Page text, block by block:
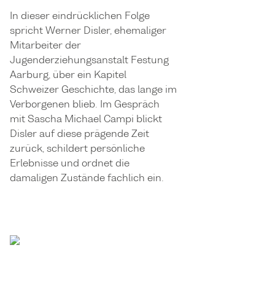
In dieser eindrücklichen Folge
spricht Werner Disler, ehemaliger
Mitarbeiter der
Jugenderziehungsanstalt Festung
Aarburg, über ein Kapitel
Schweizer Geschichte, das lange im
Verborgenen blieb. Im Gespräch
mit Sascha Michael Campi blickt
Disler auf diese prägende Zeit
zurück, schildert persönliche
Erlebnisse und ordnet die
damaligen Zustände fachlich ein.